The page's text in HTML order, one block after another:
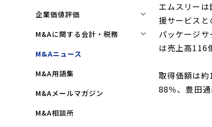
M&Aで買い手はここを見る
企業買収を成功させるポイント
買収監査(デューディリジェン
ス)とは
クロージングと引継ぎ
企業買収の流れと手順
株式譲渡
第三者割当増資
資本業務提携
企業価値評価
企業価値評価(バリュエーショ
企業評価と売買価格の違い
中小企業M&Aにおける企業価値
ン)の算定方法
M&Aに関する会計・税務
株式譲渡にかかる税金(個人・
事業譲渡にかかる税金(個人・
法人)
M&Aにおける節税(役職退職金
スキーム)
M&Aニュース
M&A用語集
M&Aメールマガジン
M&A相談所
エムスリー
援サービス
パッケージ
は売上高116
取得価額は
88％、豊田